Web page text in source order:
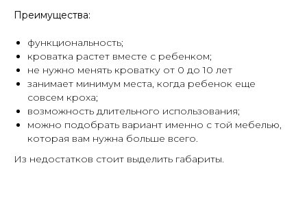
Преимущества:
функциональность;
кроватка растет вместе с ребенком;
не нужно менять кроватку от 0 до 10 лет
занимает минимум места, когда ребенок еще
совсем кроха;
возможность длительного использования;
можно подобрать вариант именно с той мебелью,
которая вам нужна больше всего.
Из недостатков стоит выделить габариты.